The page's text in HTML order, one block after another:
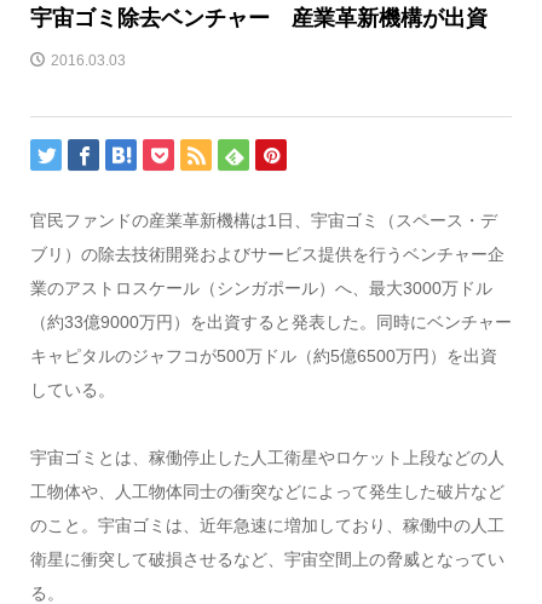
宇宙ゴミ除去ベンチャー 産業革新機構が出資
2016.03.03
官民ファンドの産業革新機構は1日、宇宙ゴミ（スペース・デ
ブリ）の除去技術開発およびサービス提供を行うベンチャー企
業のアストロスケール（シンガポール）へ、最大3000万ドル
（約33億9000万円）を出資すると発表した。同時にベンチャー
キャピタルのジャフコが500万ドル（約5億6500万円）を出資
している。
宇宙ゴミとは、稼働停止した人工衛星やロケット上段などの人
工物体や、人工物体同士の衝突などによって発生した破片など
のこと。宇宙ゴミは、近年急速に増加しており、稼働中の人工
衛星に衝突して破損させるなど、宇宙空間上の脅威となってい
る。